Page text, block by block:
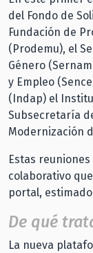
del Fondo de
Fundación de
(Prodemu), el
Género
y Empleo
(Indap) el
Subsecretaría
Modernización
Estas
colaborativo
portal,
De qué
La nueva